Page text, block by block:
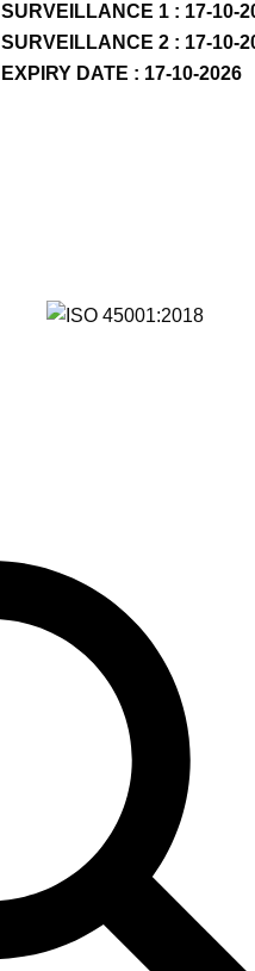
SURVEILLANCE 1 : 17-10-
SURVEILLANCE 2 : 17-10-
EXPIRY DATE : 17-10-2026